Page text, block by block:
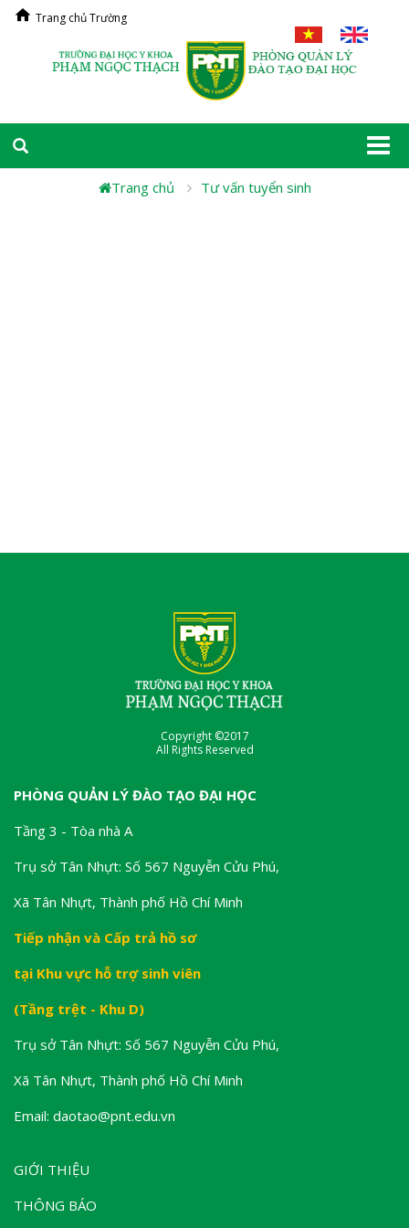
Trang chủ Trường
Trang chủ
Tư vấn tuyển sinh
Copyright ©2017
All Rights Reserved
PHÒNG QUẢN LÝ ĐÀO TẠO ĐẠI HỌC
Tầng 3 - Tòa nhà A
Trụ sở Tân Nhựt: Số 567 Nguyễn Cửu Phú,
Xã Tân Nhựt, Thành phố Hồ Chí Minh
Tiếp nhận và Cấp trả hồ sơ
tại Khu vực hỗ trợ sinh viên
(Tầng trệt - Khu D)
Trụ sở Tân Nhựt: Số 567 Nguyễn Cửu Phú,
Xã Tân Nhựt, Thành phố Hồ Chí Minh
Email: daotao@pnt.edu.vn
GIỚI THIỆU
THÔNG BÁO